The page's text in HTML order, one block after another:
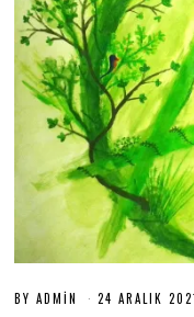
BYADMIN 24 ARALIK